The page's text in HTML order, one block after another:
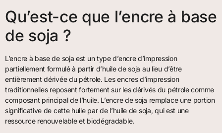
Qu’est-ce que l’encre à base
de soja ?
L’encre à base de soja est un type d’encre d’impression
partiellement formulé à partir d’huile de soja au lieu d’être
entièrement dérivée du pétrole. Les encres d’impression
traditionnelles reposent fortement sur les dérivés du pétrole comme
composant principal de l’huile. L’encre de soja remplace une portion
significative de cette huile par de l’huile de soja, qui est une
ressource renouvelable et biodégradable.